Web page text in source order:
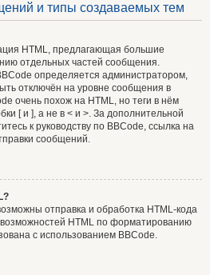
и типы создаваемых тем
HTML, предлагающая большие
отдельных частей сообщения.
определяется администратором,
отключён на уровне сообщения в
очень похож на HTML, но теги в нём
[ и ], а не в < и >. За дополнительной
к руководству по BBCode, ссылка на
сообщений.
отправка и обработка HTML-кода
HTML по форматированию
с использованием BBCode.